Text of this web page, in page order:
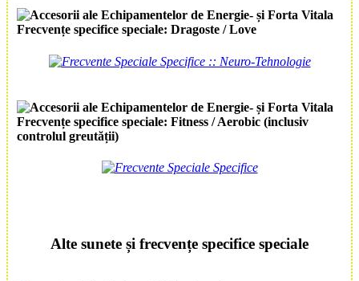
Frecvențe specifice speciale: Dragoste / Love
Frecvențe specifice speciale: Fitness /Aerobic (inclusiv
controlul greutății)
Alte sunete și frecvențe specifice speciale